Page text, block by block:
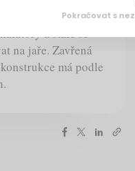
provozu stanici
a stále se
na jaře. Zavřená
má podle
Pokračovat s